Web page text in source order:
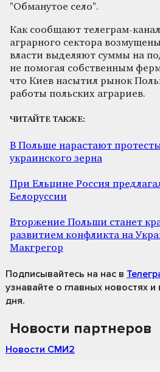
"Обманутое село".
Как сообщают телеграм-
аграрного сектора
власти выделяют суммы на
не помогая собственным
что Киев насытил рынок
работы польских аграриев.
ЧИТАЙТЕ ТАКЖЕ:
В Польше нарастают
украинского зерна
При Ельцине Россия
Белоруссии
Вторжение Польши станет
развитием конфликта на
Макгрегор
Подписывайтесь на нас в
узнавайте о главных новостях
дня.
Новости партнеров
Новости СМИ2